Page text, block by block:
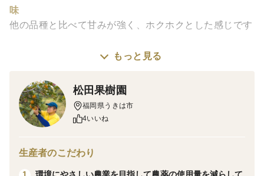
味
他の品種と比べて甘みが強く、ホクホクとした感じです
栽培・生産のこだわり
柿と栗一筋だった亡き父がその味に惚れこんで植えた利
平栗の木を受け継いで大事に育てております。
利平栗は傷みやすいので収穫のタイミングには気を使い
ます。
もっと見る
松田果樹園
福岡県うきは市
4いいね
生産者のこだわり
環境にやさしい農業を目指して農薬の使用量を減らして